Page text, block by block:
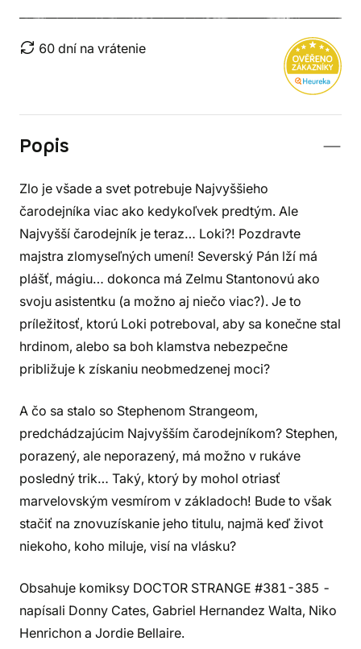
60 dní na vrátenie
Popis
Zlo je všade a svet potrebuje Najvyššieho
čarodejníka viac ako kedykoľvek predtým. Ale
Najvyšší čarodejník je teraz… Loki?! Pozdravte
majstra zlomyseľných umení! Severský Pán lží má
plášť, mágiu… dokonca má Zelmu Stantonovú ako
svoju asistentku (a možno aj niečo viac?). Je to
príležitosť, ktorú Loki potreboval, aby sa konečne stal
hrdinom, alebo sa boh klamstva nebezpečne
približuje k získaniu neobmedzenej moci?
A čo sa stalo so Stephenom Strangeom,
predchádzajúcim Najvyšším čarodejníkom? Stephen,
porazený, ale neporazený, má možno v rukáve
posledný trik… Taký, ktorý by mohol otriasť
marvelovským vesmírom v základoch! Bude to však
stačiť na znovuzískanie jeho titulu, najmä keď život
niekoho, koho miluje, visí na vlásku?
Obsahuje komiksy DOCTOR STRANGE #381-385 -
napísali Donny Cates, Gabriel Hernandez Walta, Niko
Henrichon a Jordie Bellaire.